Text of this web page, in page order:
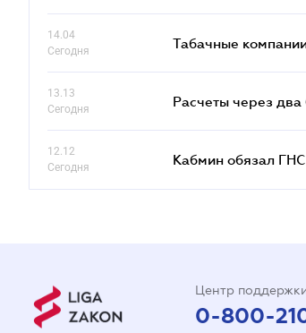
14.04
Сегодня
Табачные
13.13
Сегодня
Расчеты через
12.12
Сегодня
Кабмин обязал
Центр
0-800-